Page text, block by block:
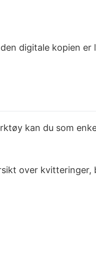
digitale kopien
kan du som
over